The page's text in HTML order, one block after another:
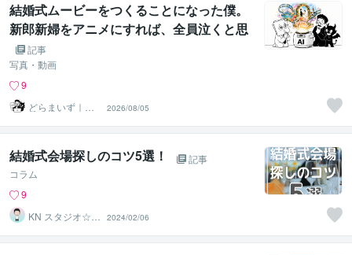
結婚式ムービーをつくることになった僕。
新郎新婦をアニメにすれば、全員泣くと思
っていた話。
記事
写真・動画
9
どらまいず｜体
験型ムービー制
作の人
2026/08/05
結婚式会場探しのコツ5選！
記事
コラム
9
KN スタジオ☆動
画クリエイター
2024/02/06